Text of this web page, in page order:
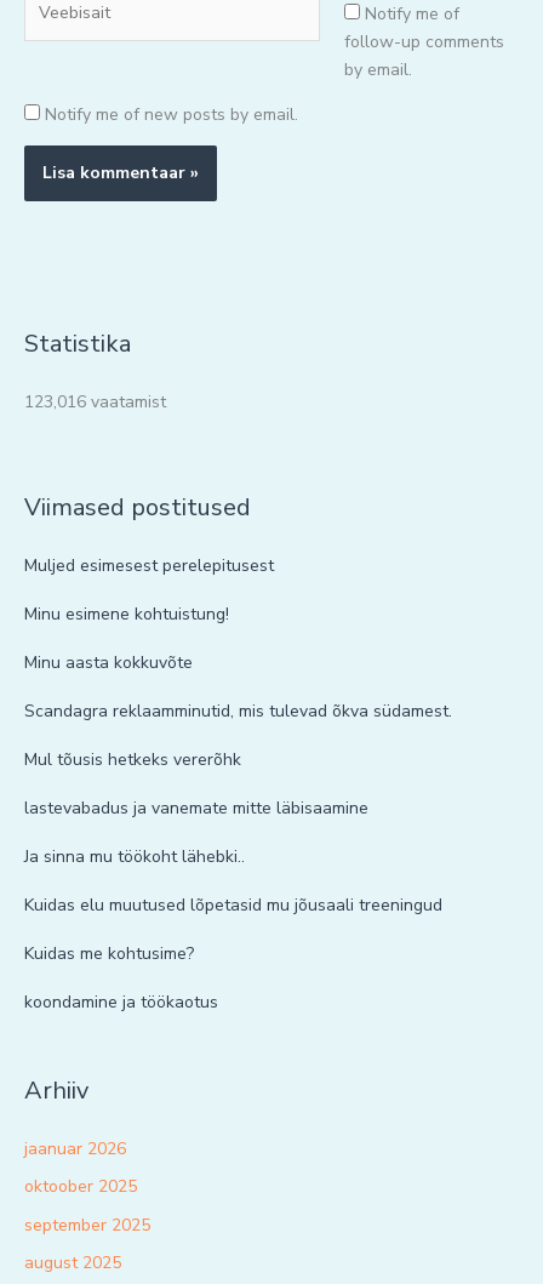
Notify me of
follow-up comments
by email.
Notify me of new posts by email.
Statistika
123,016 vaatamist
Viimased postitused
Muljed esimesest perelepitusest
Minu esimene kohtuistung!
Minu aasta kokkuvõte
Scandagra reklaamminutid, mis tulevad õkva südamest.
Mul tõusis hetkeks vererõhk
lastevabadus ja vanemate mitte läbisaamine
Ja sinna mu töökoht lähebki..
Kuidas elu muutused lõpetasid mu jõusaali treeningud
Kuidas me kohtusime?
koondamine ja töökaotus
Arhiiv
jaanuar 2026
oktoober 2025
september 2025
august 2025